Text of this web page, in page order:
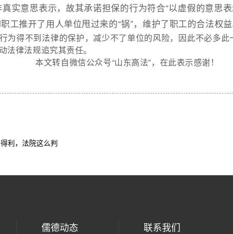
实意思表示，故其承诺担保的行为符合“以虚假的意思
推开了用人单位甩过来的“锅”，维护了职工的合法权益
为得不到法律的保护，减少不了单位的风险，因此不必多
律法规追究其责任。
本文转自微信公众号“山东高法”，在此表示感谢！
利，法院这么判
儒德动态 联系我们